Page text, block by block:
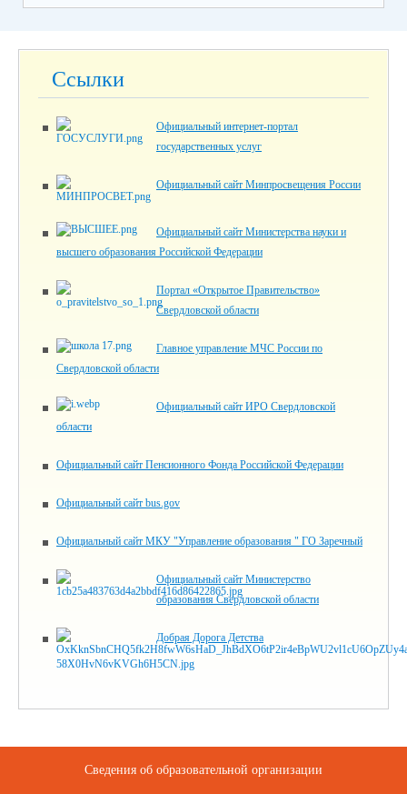
Ссылки
Официальный интернет-портал
государственных услуг
Официальный сайт Минпросвещения России
Официальный сайт Министерства науки и
высшего образования Российской Федерации
Портал «Открытое Правительство»
Свердловской области
Главное управление МЧС России по
Свердловской области
Официальный сайт ИРО Свердловской
области
Официальный сайт Пенсионного Фонда Российской Федерации
Официальный сайт bus.gov
Официальный сайт МКУ "Управление образования " ГО Заречный
Официальный сайт Министерство
образования Свердловской области
Добрая Дорога Детства
Сведения об образовательной организации